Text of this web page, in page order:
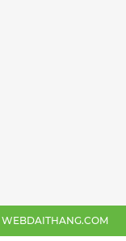
WEBDAITHANG.COM